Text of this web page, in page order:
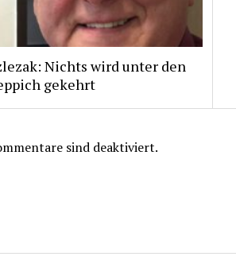
Nichts wird unter den
gekehrt
sind deaktiviert.